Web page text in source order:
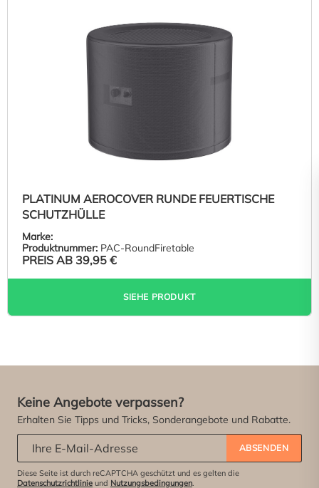
PLATINUM AEROCOVER RUNDE FEUERTISCHE
SCHUTZHÜLLE
Marke:
Produktnummer: PAC-RoundFiretable
PREIS AB 39,95 €
SIEHE PRODUKT
Keine Angebote verpassen?
Erhalten Sie Tipps und Tricks, Sonderangebote und Rabatte.
ABSENDEN
Diese Seite ist durch reCAPTCHA geschützt und es gelten die
Datenschutzrichtlinie und Nutzungsbedingungen.